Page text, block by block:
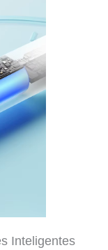
Inteligentes